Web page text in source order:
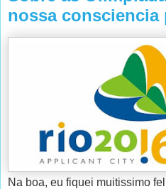
nossa consciencia
Na boa, eu fiquei muitissimo